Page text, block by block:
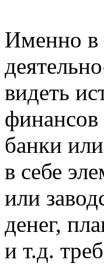
Именно в
видеть
финансов
банки
в себе
или
денег,
и т.д.